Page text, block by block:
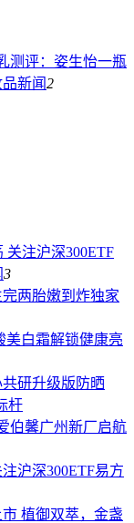
测评：姿生怡一瓶
新闻2
关注沪深300ETF
3
完两胎嫩到炸独家
美白霜解锁健康亮
研升级版防晒
杆
伯馨广州新厂启航
沪深300ETF易方
植御双萃，金盏